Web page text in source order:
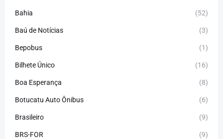
Bahia (52)
Baú de Notícias (3)
Bepobus (1)
Bilhete Único (16)
Boa Esperança (8)
Botucatu Auto Ônibus (6)
Brasileiro (9)
BRS-FOR (9)